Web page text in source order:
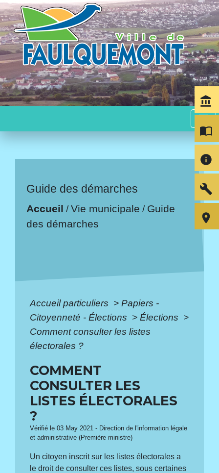
menu
Guide des démarches
Accueil /Vie municipale / Guide
des démarches
Accueil particuliers > Papiers -
Citoyenneté - Élections > Élections >
Comment consulter les listes
électorales ?
COMMENT
CONSULTER LES
LISTES ÉLECTORALES
?
Vérifié le 03 May 2021 - Direction de l'information légale
et administrative (Première ministre)
Un citoyen inscrit sur les listes électorales a
le droit de consulter ces listes, sous certaines
account_balance
import_contacts
info
build
room